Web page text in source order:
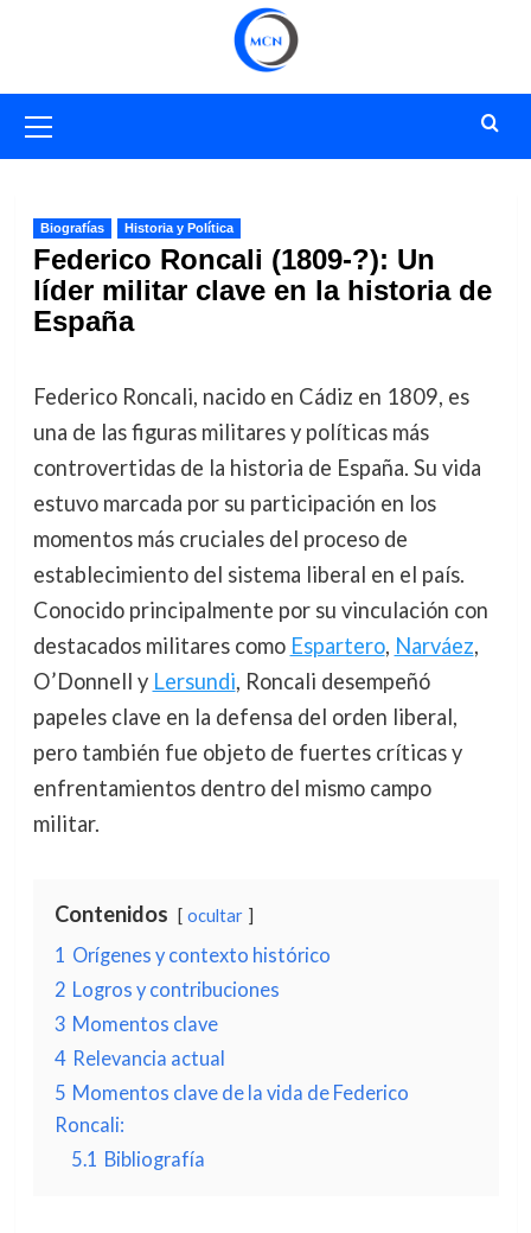
primario
Biografías Historia y Política
Federico Roncali (1809-?): Un
líder militar clave en la historia de
España
Federico Roncali, nacido en Cádiz en 1809, es
una de las figuras militares y políticas más
controvertidas de la historia de España. Su vida
estuvo marcada por su participación en los
momentos más cruciales del proceso de
establecimiento del sistema liberal en el país.
Conocido principalmente por su vinculación con
destacados militares como Espartero, Narváez,
O’Donnell y Lersundi, Roncali desempeñó
papeles clave en la defensa del orden liberal,
pero también fue objeto de fuertes críticas y
enfrentamientos dentro del mismo campo
militar.
Contenidos ocultar
1 Orígenes y contexto histórico
2 Logros y contribuciones
3 Momentos clave
4 Relevancia actual
5 Momentos clave de la vida de Federico
Roncali:
5.1 Bibliografía